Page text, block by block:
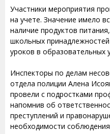
Участники мероприятия
на учете. Значение имело
наличие продуктов
школьных
уроков в образовательных
Инспекторы по делам
отдела полиции Алена
провели с подростками
напомнив об
преступлений и
необходимости